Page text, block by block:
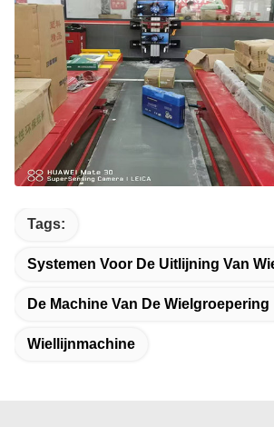
Tags:
Systemen Voor De Uitlijning Van
De Machine Van De Wielgroepering
Wiellijnmachine